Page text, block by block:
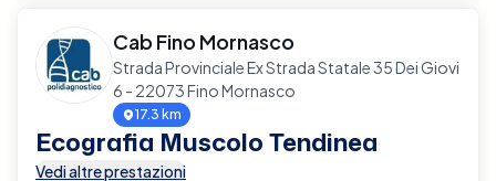
Cab Fino Mornasco
Strada Provinciale Ex Strada Statale 35 Dei Giovi
6 - 22073 Fino Mornasco
17.3 km
Ecografia Muscolo Tendinea
Vedi altre prestazioni